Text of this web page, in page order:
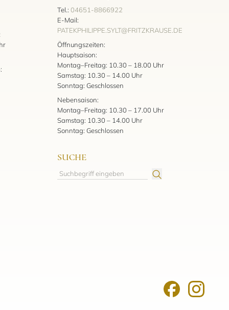
Tel.: 04651-8866922
E-Mail:
PATEKPHILIPPE.SYLT@FRITZKRAUSE.DE
Öffnungszeiten:
Hauptsaison:
Montag–Freitag: 10.30 – 18.00 Uhr
Samstag: 10.30 – 14.00 Uhr
Sonntag: Geschlossen
Nebensaison:
Montag–Freitag: 10.30 – 17.00 Uhr
Samstag: 10.30 – 14.00 Uhr
Sonntag: Geschlossen
SUCHE